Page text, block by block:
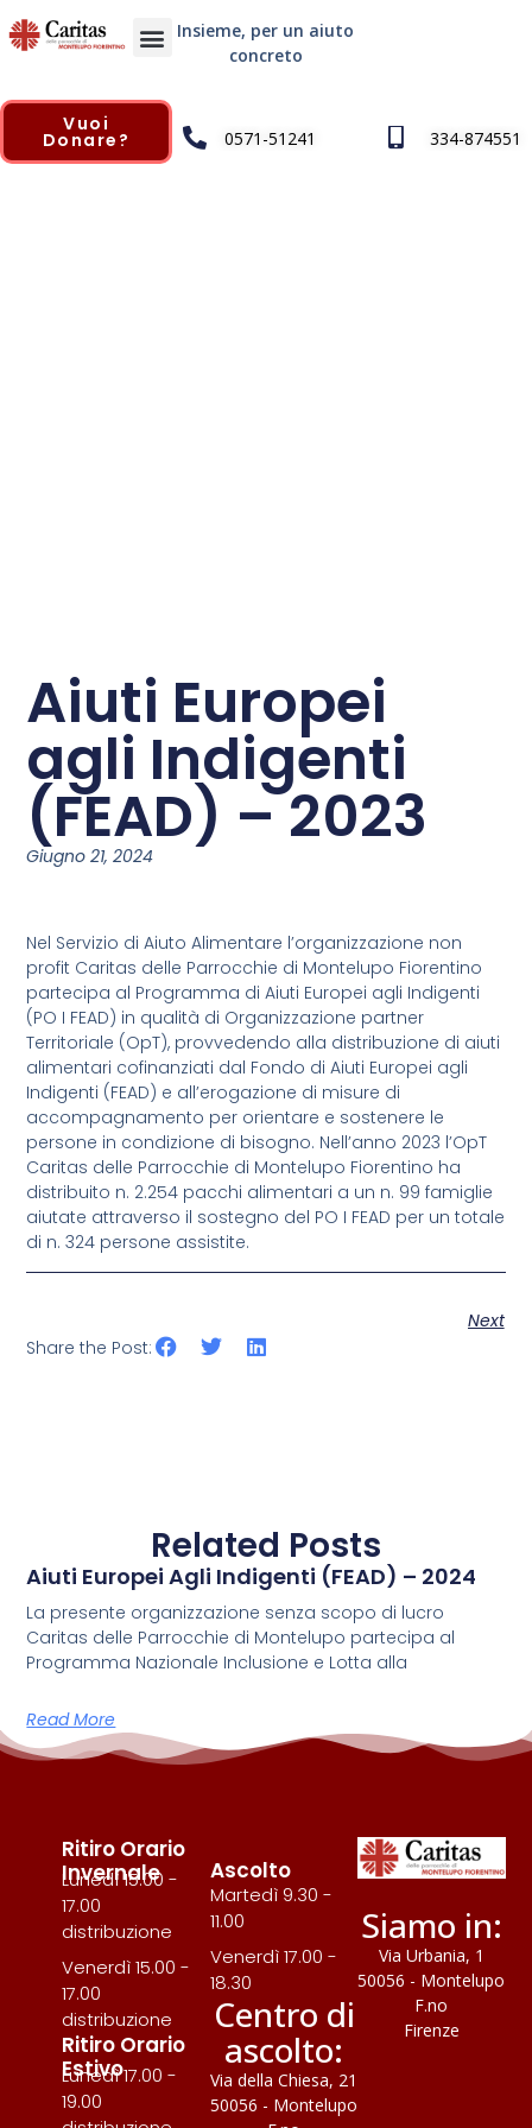
Insieme, per un aiuto
concreto
Vuoi
Donare? 0571-51241 334-874551
Aiuti Europei
agli Indigenti
(FEAD) – 2023
Giugno 21, 2024
Nel Servizio di Aiuto Alimentare l’organizzazione non
profit Caritas delle Parrocchie di Montelupo Fiorentino
partecipa al Programma di Aiuti Europei agli Indigenti
(PO I FEAD) in qualità di Organizzazione partner
Territoriale (OpT), provvedendo alla distribuzione di aiuti
alimentari cofinanziati dal Fondo di Aiuti Europei agli
Indigenti (FEAD) e all’erogazione di misure di
accompagnamento per orientare e sostenere le
persone in condizione di bisogno. Nell’anno 2023 l’OpT
Caritas delle Parrocchie di Montelupo Fiorentino ha
distribuito n. 2.254 pacchi alimentari a un n. 99 famiglie
aiutate attraverso il sostegno del PO I FEAD per un totale
di n. 324 persone assistite.
Next
Share the Post:
Related Posts
Aiuti Europei Agli Indigenti (FEAD) – 2024
La presente organizzazione senza scopo di lucro
Caritas delle Parrocchie di Montelupo partecipa al
Programma Nazionale Inclusione e Lotta alla
Read More
Ascolto
Martedì 9.30 -
11.00
Venerdì 17.00 -
18.30
Centro di
ascolto:
Via della Chiesa, 21
50056 - Montelupo
Ritiro Orario
Invernale
Lunedì 15.00 -
17.00
distribuzione
Venerdì 15.00 -
17.00
distribuzione
Ritiro Orario
Estivo
Lunedì 17.00 -
19.00
Siamo in:
Via Urbania, 1
50056 - Montelupo
F.no
Firenze